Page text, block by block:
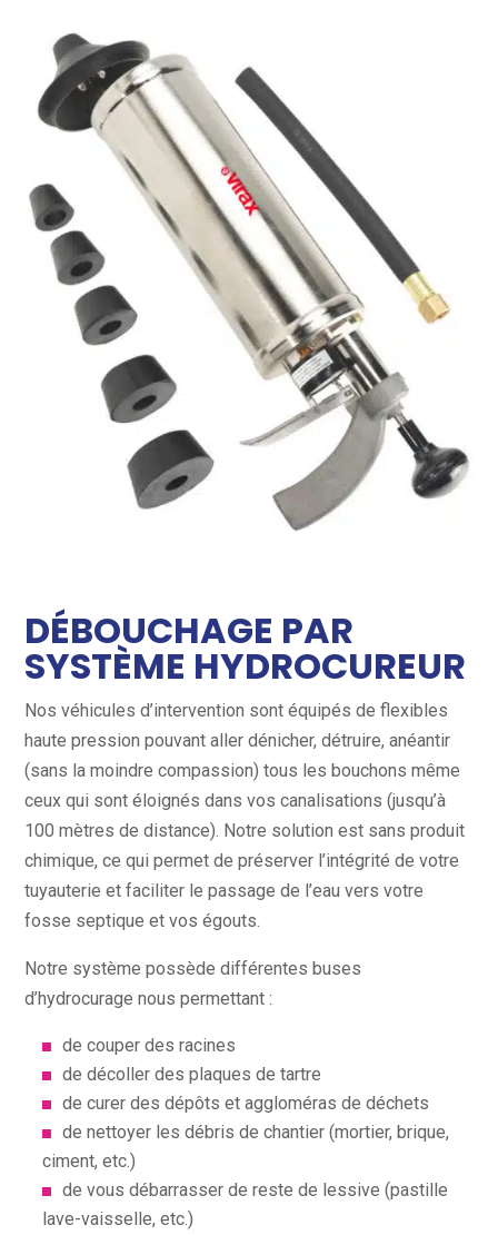
DÉBOUCHAGE PAR
SYSTÈME HYDROCUREUR
Nos véhicules d’intervention sont équipés de flexibles
haute pression pouvant aller dénicher, détruire, anéantir
(sans la moindre compassion) tous les bouchons même
ceux qui sont éloignés dans vos canalisations (jusqu’à
100 mètres de distance). Notre solution est sans produit
chimique, ce qui permet de préserver l’intégrité de votre
tuyauterie et faciliter le passage de l’eau vers votre
fosse septique et vos égouts.
Notre système possède différentes buses
d’hydrocurage nous permettant :
de couper des racines
de décoller des plaques de tartre
de curer des dépôts et aggloméras de déchets
de nettoyer les débris de chantier (mortier, brique,
ciment, etc.)
de vous débarrasser de reste de lessive (pastille
lave-vaisselle, etc.)